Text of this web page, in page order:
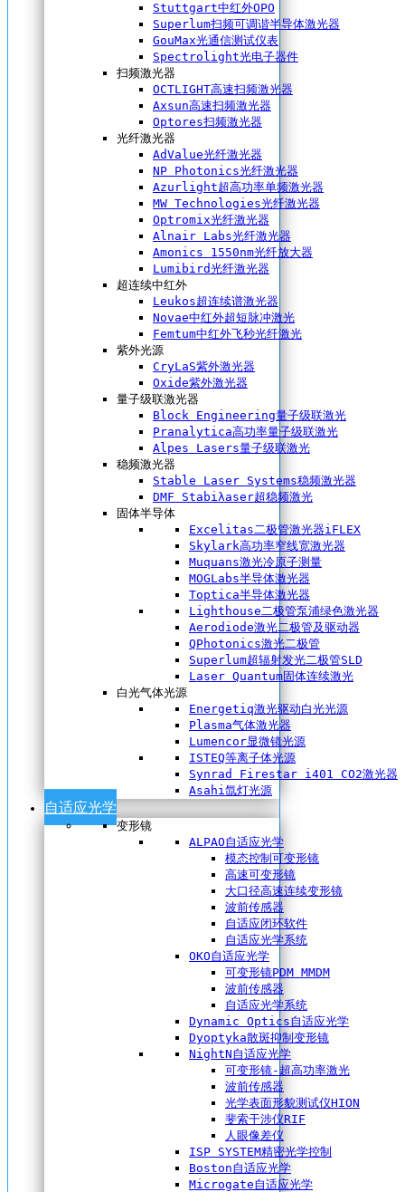
Stuttgart中红外OPO
Superlum扫频可调谐半导体激光器
GouMax光通信测试仪表
Spectrolight光电子器件
扫频激光器
OCTLIGHT高速扫频激光器
Axsun高速扫频激光器
Optores扫频激光器
光纤激光器
AdValue光纤激光器
NP Photonics光纤激光器
Azurlight超高功率单频激光器
MW Technologies光纤激光器
Optromix光纤激光器
Alnair Labs光纤激光器
Amonics 1550nm光纤放大器
Lumibird光纤激光器
超连续中红外
Leukos超连续谱激光器
Novae中红外超短脉冲激光
Femtum中红外飞秒光纤激光
紫外光源
CryLaS紫外激光器
Oxide紫外激光器
量子级联激光器
Block Engineering量子级联激光
Pranalytica高功率量子级联激光
Alpes Lasers量子级联激光
稳频激光器
Stable Laser Systems稳频激光器
DMF Stabiλaser超稳频激光
固体半导体
Excelitas二极管激光器iFLEX
Skylark高功率窄线宽激光器
Muquans激光冷原子测量
MOGLabs半导体激光器
Toptica半导体激光器
Lighthouse二极管泵浦绿色激光器
Aerodiode激光二极管及驱动器
QPhotonics激光二极管
Superlum超辐射发光二极管SLD
Laser Quantum固体连续激光
白光气体光源
Energetiq激光驱动白光光源
Plasma气体激光器
Lumencor显微镜光源
ISTEQ等离子体光源
Synrad Firestar i401 CO2激光器
Asahi氙灯光源
自适应光学
变形镜
ALPAO自适应光学
模态控制可变形镜
高速可变形镜
大口径高速连续变形镜
波前传感器
自适应闭环软件
自适应光学系统
OKO自适应光学
可变形镜PDM MMDM
波前传感器
自适应光学系统
Dynamic Optics自适应光学
Dyoptyka散斑抑制变形镜
NightN自适应光学
可变形镜-超高功率激光
波前传感器
光学表面形貌测试仪HION
斐索干涉仪RIF
人眼像差仪
ISP SYSTEM精密光学控制
Boston自适应光学
Microgate自适应光学